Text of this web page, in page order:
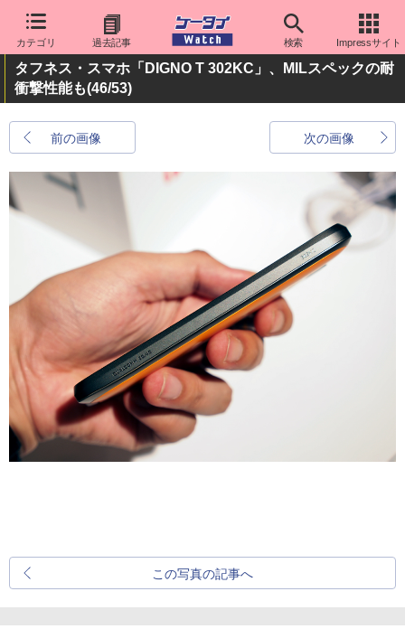
カテゴリ 過去記事 検索 Impressサイト
タフネス・スマホ「DIGNO T 302KC」、MILスペックの耐
衝撃性能も(46/53)
前の画像 次の画像
この写真の記事へ